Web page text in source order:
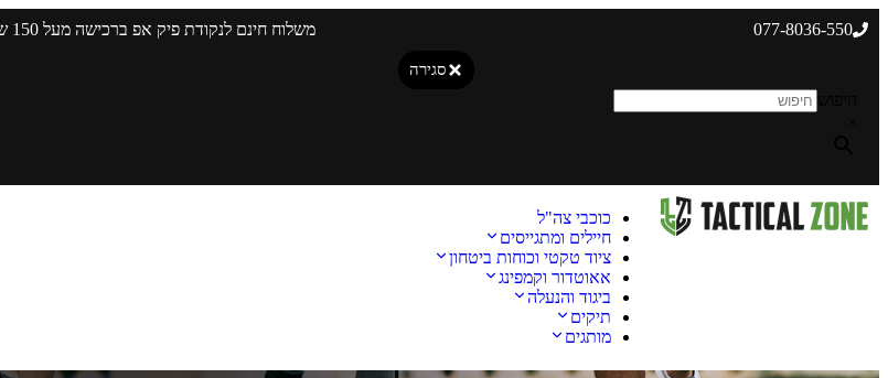
077-8036-550 משלוח חינם לנקודת פיק אפ ברכישה מעל 150 ש"ח
סגירה
כוכבי צה"ל
חיילים ומתגייסים
ציוד טקטי וכוחות ביטחון
אאוטדור וקמפינג
ביגוד והנעלה
תיקים
מותגים